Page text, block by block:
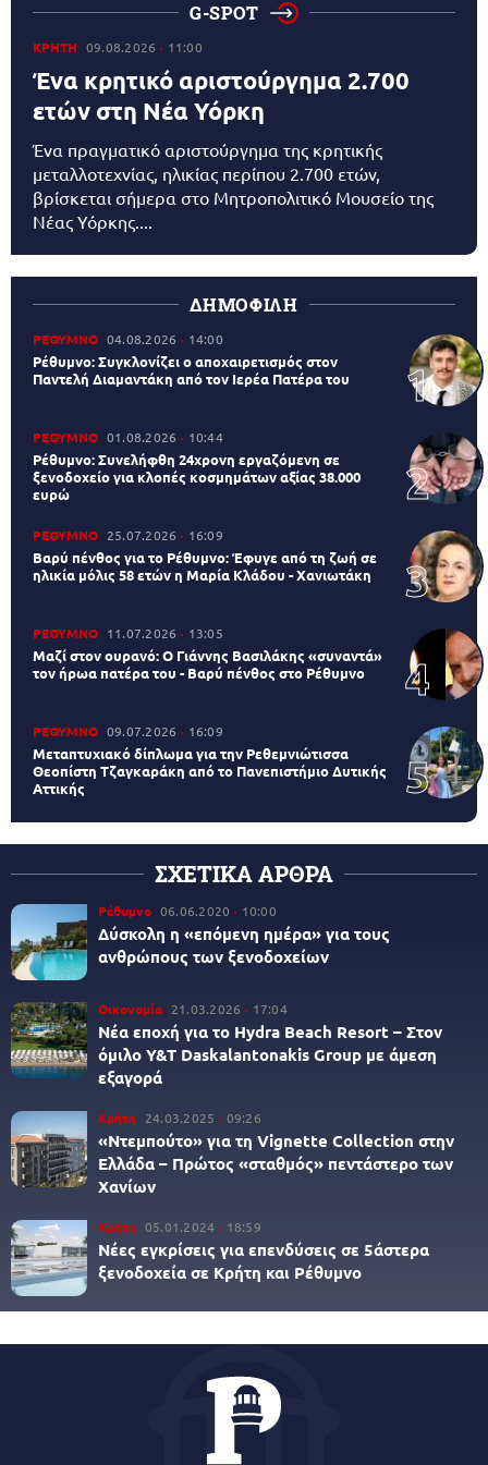
G-SPOT
ΚΡΗΤΗ 09.08.2026 11:00
Ένα κρητικό αριστούργημα 2.700
ετών στη Νέα Υόρκη
Ένα πραγματικό αριστούργημα της κρητικής
μεταλλοτεχνίας, ηλικίας περίπου 2.700 ετών,
βρίσκεται σήμερα στο Μητροπολιτικό Μουσείο της
Νέας Υόρκης....
ΔΗΜΟΦΙΛΗ
ΡΕΘΥΜΝΟ 04.08.2026 14:00
Ρέθυμνο: Συγκλονίζει ο αποχαιρετισμός στον
Παντελή Διαμαντάκη από τον Ιερέα Πατέρα του
ΡΕΘΥΜΝΟ 01.08.2026 10:44
Ρέθυμνο: Συνελήφθη 24χρονη εργαζόμενη σε
ξενοδοχείο για κλοπές κοσμημάτων αξίας 38.000
ευρώ
ΡΕΘΥΜΝΟ 25.07.2026 16:09
Βαρύ πένθος για το Ρέθυμνο: Έφυγε από τη ζωή σε
ηλικία μόλις 58 ετών η Μαρία Κλάδου - Χανιωτάκη
ΡΕΘΥΜΝΟ 11.07.2026 13:05
Μαζί στον ουρανό: Ο Γιάννης Βασιλάκης «συναντά»
τον ήρωα πατέρα του - Βαρύ πένθος στο Ρέθυμνο
ΡΕΘΥΜΝΟ 09.07.2026 16:09
Μεταπτυχιακό δίπλωμα για την Ρεθεμνιώτισσα
Θεοπίστη Τζαγκαράκη από το Πανεπιστήμιο Δυτικής
Αττικής
ΣΧΕΤΙΚΑ ΑΡΘΡΑ
Ρέθυμνο 06.06.2020 10:00
Δύσκολη η «επόμενη ημέρα» για τους
ανθρώπους των ξενοδοχείων
Οικονομία 21.03.2026 17:04
Νέα εποχή για το Hydra Beach Resort – Στον
όμιλο Y&T Daskalantonakis Group με άμεση
εξαγορά
Κρήτη 24.03.2025 09:26
«Nτεμπούτο» για τη Vignette Collection στην
Ελλάδα – Πρώτος «σταθμός» πεντάστερο των
Χανίων
Κρήτη 05.01.2024 18:59
Νέες εγκρίσεις για επενδύσεις σε 5άστερα
ξενοδοχεία σε Κρήτη και Ρέθυμνο